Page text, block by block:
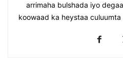
arrimaha bulshada iyo
koowaad ka heystaa